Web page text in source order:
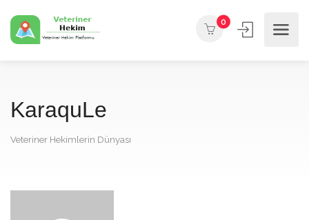
0
KaraquLe
Veteriner Hekimlerin Dünyası